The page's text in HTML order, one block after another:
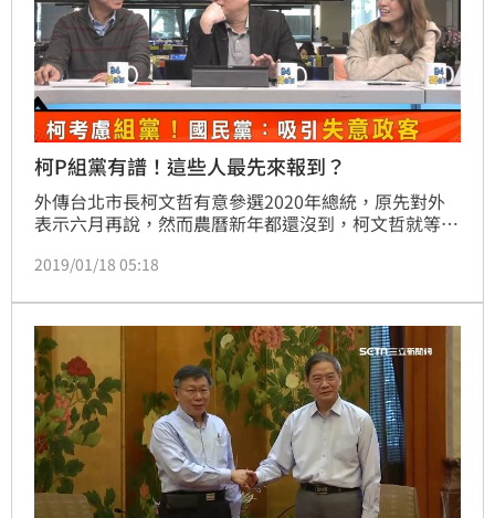
柯P組黨有譜！這些人最先來報到？
外傳台北市長柯文哲有意參選2020年總統，原先對外
表示六月再說，然而農曆新年都還沒到，柯文哲就等不
會副主委黃子哲，資深媒體人康仁俊，以及前台北市議
最想找誰來入黨？
2019/01/18 05:18